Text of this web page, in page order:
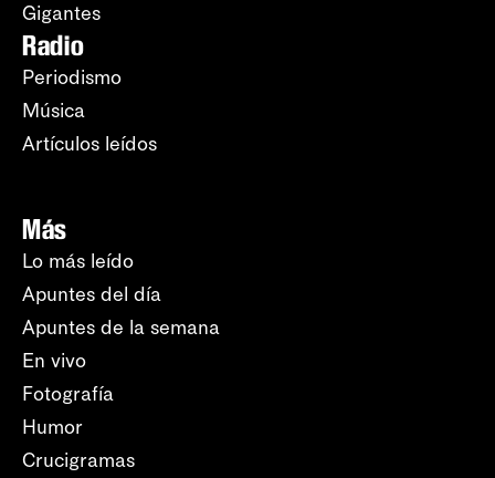
Gigantes
Radio
Periodismo
Música
Artículos leídos
Más
Lo más leído
Apuntes del día
Apuntes de la semana
En vivo
Fotografía
Humor
Crucigramas